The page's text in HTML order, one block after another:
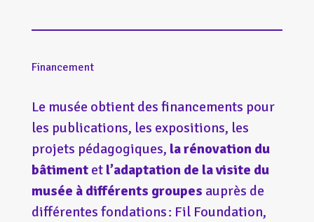
Financement
Le musée obtient des financements pour
les publications, les expositions, les
projets pédagogiques, la rénovation du
bâtimentet l’adaptation de la visite du
musée à différents groupes auprès de
différentes fondations : Fil Foundation,